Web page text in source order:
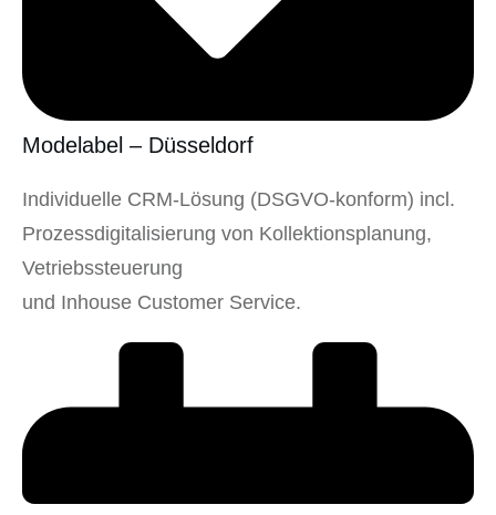
Modelabel – Düsseldorf
Individuelle CRM-Lösung (DSGVO-konform) incl.
Prozessdigitalisierung von Kollektionsplanung,
Vetriebssteuerung
und Inhouse Customer Service.